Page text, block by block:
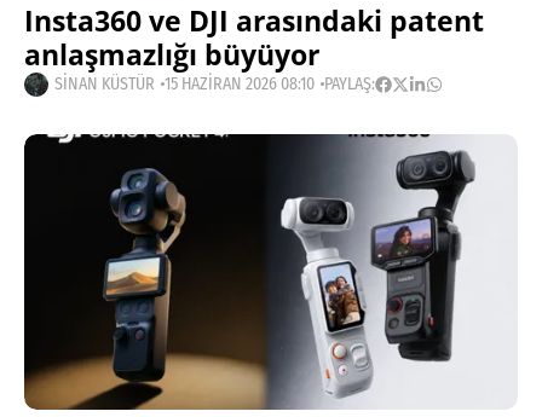
Insta360 ve DJI arasındaki patent
anlaşmazlığı büyüyor
SINAN KÜSTÜR 15 HAZIRAN 2026 08:10 PAYLAŞ: